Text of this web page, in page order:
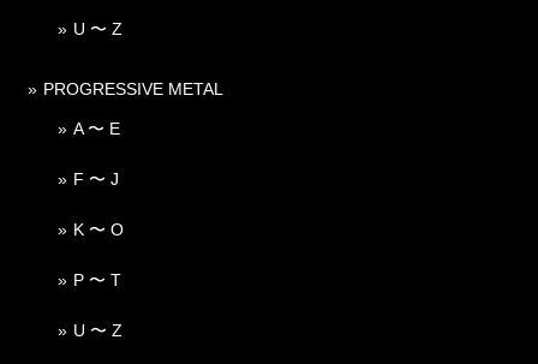
U 〜 Z
PROGRESSIVE METAL
A 〜 E
F 〜 J
K 〜 O
P 〜 T
U 〜 Z